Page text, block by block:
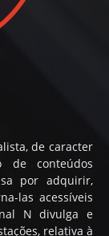
de caracter
de conteúdos
por adquirir,
las acessíveis
N divulga e
relativa à